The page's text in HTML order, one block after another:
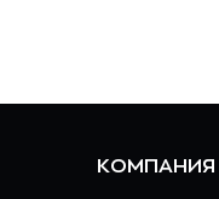
КОМПАНИЯ